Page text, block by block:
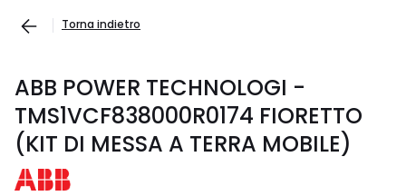
Torna indietro
ABB POWER TECHNOLOGI -
TMS1VCF838000R0174 FIORETTO
(KIT DI MESSA A TERRA MOBILE)